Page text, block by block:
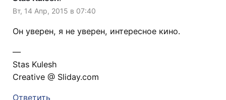
Вт, 14 Апр, 2015 в 07:40
Он уверен, я не уверен, интересное кино.
—
Stas Kulesh
Creative @ Sliday.com
Ответить